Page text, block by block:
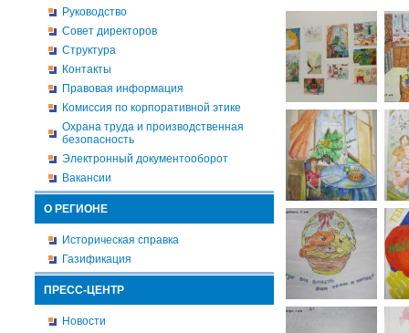
Руководство
Совет директоров
Структура
Контакты
Правовая информация
Комиссия по корпоративной этике
Охрана труда и производственная
безопасность
Электронный документооборот
Вакансии
О РЕГИОНЕ
Историческая справка
Газификация
ПРЕСС-ЦЕНТР
Новости